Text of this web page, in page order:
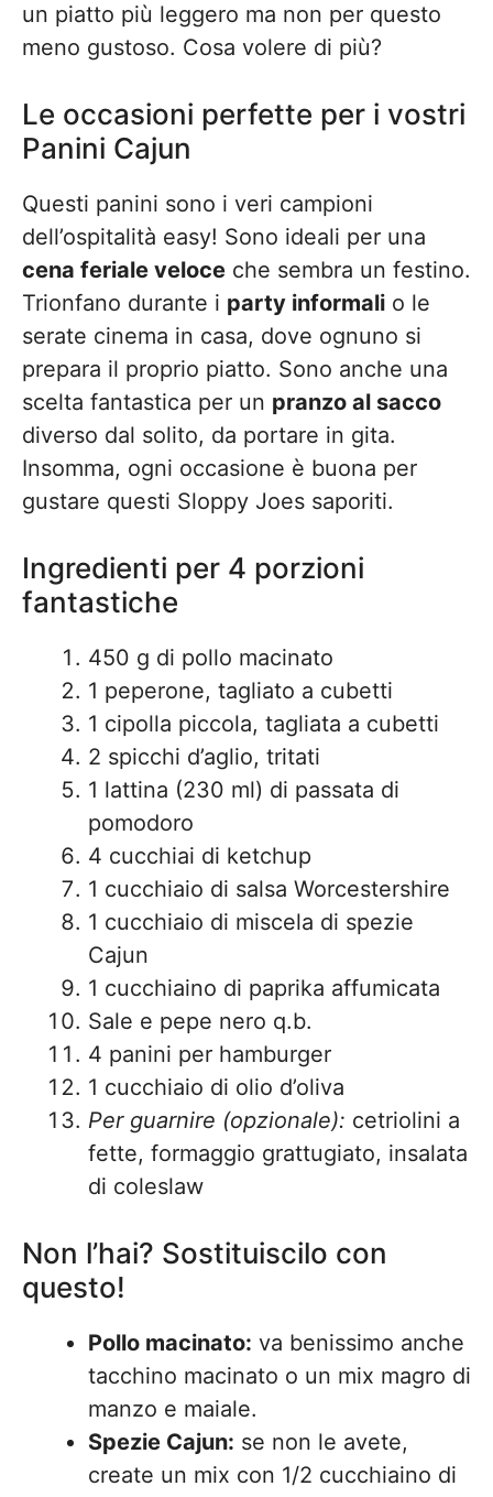
un piatto più leggero ma non per questo
meno gustoso. Cosa volere di più?
Le occasioni perfette per i vostri
Panini Cajun
Questi panini sono i veri campioni
dell’ospitalità easy! Sono ideali per una
cena feriale veloce che sembra un festino.
Trionfano durante i party informali o le
serate cinema in casa, dove ognuno si
prepara il proprio piatto. Sono anche una
scelta fantastica per un pranzo al sacco
diverso dal solito, da portare in gita.
Insomma, ogni occasione è buona per
gustare questi Sloppy Joes saporiti.
Ingredienti per 4 porzioni
fantastiche
450 g di pollo macinato
1 peperone, tagliato a cubetti
1 cipolla piccola, tagliata a cubetti
2 spicchi d’aglio, tritati
1 lattina (230 ml) di passata di
pomodoro
4 cucchiai di ketchup
1 cucchiaio di salsa Worcestershire
1 cucchiaio di miscela di spezie
Cajun
1 cucchiaino di paprika affumicata
Sale e pepe nero q.b.
4 panini per hamburger
1 cucchiaio di olio d’oliva
Per guarnire (opzionale): cetriolini a
fette, formaggio grattugiato, insalata
di coleslaw
Non l’hai? Sostituiscilo con
questo!
Pollo macinato: va benissimo anche
tacchino macinato o un mix magro di
manzo e maiale.
Spezie Cajun: se non le avete,
create un mix con 1/2 cucchiaino di